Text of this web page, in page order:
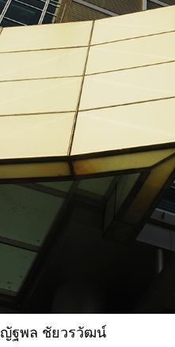
ญัฐพล ชัยวรวัฒน์